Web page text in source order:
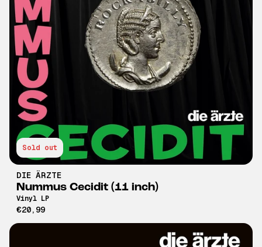
Sold out
DIE ÄRZTE
Nummus Cecidit (11 inch)
Vinyl LP
€20,99